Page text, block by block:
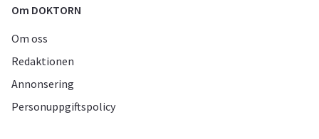
Om DOKTORN
Om oss
Redaktionen
Annonsering
Personuppgiftspolicy